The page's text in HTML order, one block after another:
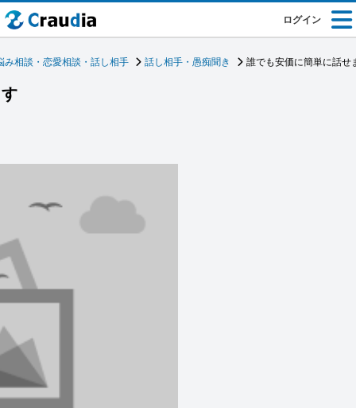
ログイン
み相談・恋愛相談・話し相手 話し相手・愚痴聞き 誰でも安価に簡単に話せ